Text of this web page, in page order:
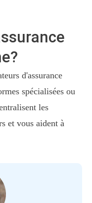
d'assurance
spécialisées ou
les
et vous aident à